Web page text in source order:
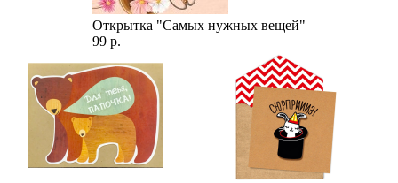
Открытка "Самых нужных вещей"
99 р.